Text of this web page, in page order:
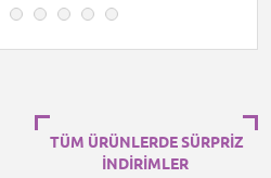
TÜM ÜRÜNLERDE SÜRPRİZ
İNDİRİMLER